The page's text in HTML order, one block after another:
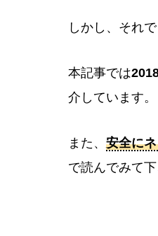
しかし、それ
本記事では
介しています。
また、 安全に
で読んでみて下